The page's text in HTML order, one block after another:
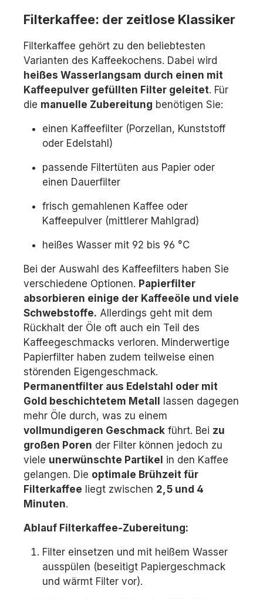
Filterkaffee: der zeitlose Klassiker
Filterkaffee gehört zu den beliebtesten
Varianten des Kaffeekochens. Dabei wird
heißes Wasser langsam durch einen mit
Kaffeepulver gefüllten Filter geleitet. Für
die manuelle Zubereitung benötigen Sie:
einen Kaffeefilter (Porzellan, Kunststoff
oder Edelstahl)
passende Filtertüten aus Papier oder
einen Dauerfilter
frisch gemahlenen Kaffee oder
Kaffeepulver (mittlerer Mahlgrad)
heißes Wasser mit 92 bis 96 °C
Bei der Auswahl des Kaffeefilters haben Sie
verschiedene Optionen. Papierfilter
absorbieren einige der Kaffeeöle und viele
Schwebstoffe. Allerdings geht mit dem
Rückhalt der Öle oft auch ein Teil des
Kaffeegeschmacks verloren. Minderwertige
Papierfilter haben zudem teilweise einen
störenden Eigengeschmack.
Permanentfilter aus Edelstahl oder mit
Gold beschichtetem Metall
lassen dagegen
mehr Öle durch, was zu einem
vollmundigeren Geschmack führt. Bei zu
großen Poren der Filter können jedoch zu
viele unerwünschte Partikel in den Kaffee
gelangen. Die optimale Brühzeit für
Filterkaffee liegt zwischen 2,5 und 4
Minuten.
Ablauf Filterkaffee-Zubereitung:
Filter einsetzen und mit heißem Wasser
ausspülen (beseitigt Papiergeschmack
und wärmt Filter vor).